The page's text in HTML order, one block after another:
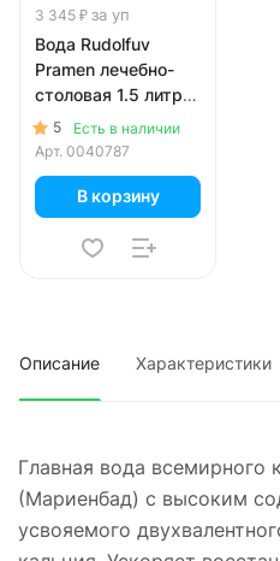
3 345 ₽ за уп
Вода Rudolfuv
Pramen лечебно-
столовая 1.5 литра,
газ, пэт, 6 шт. в уп.
5
Есть в наличии
Арт. 0040787
В корзину
Описание Характеристики
Главная вода всемирного
(Мариенбад) с высоким
усвояемого